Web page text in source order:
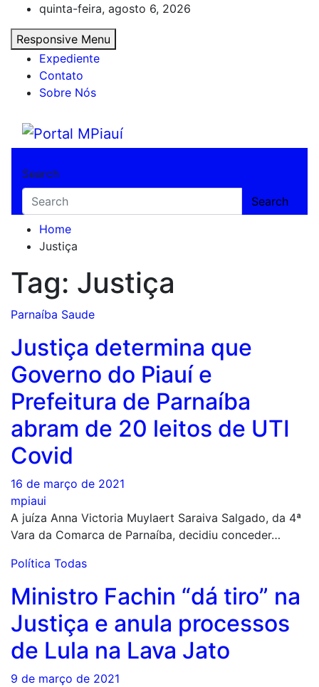
content
quinta-feira, agosto 6, 2026
Responsive Menu
Expediente
Contato
Sobre Nós
Portal MPiauí
Search
Search
Home
Justiça
Tag: Justiça
Parnaíba Saude
Justiça determina que
Governo do Piauí e
Prefeitura de Parnaíba
abram de 20 leitos de UTI
Covid
16 de março de 2021
mpiaui
A juíza Anna Victoria Muylaert Saraiva Salgado, da 4ª
Vara da Comarca de Parnaíba, decidiu conceder…
Política Todas
Ministro Fachin “dá tiro” na
Justiça e anula processos
de Lula na Lava Jato
9 de março de 2021